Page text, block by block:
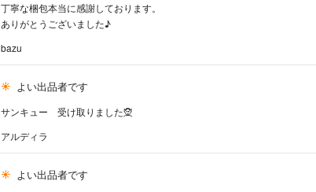
丁寧な梱包本当に感謝しております。
ありがとうございました♪
bazu
よい出品者です
サンキュー 受け取りました🧝
アルディラ
よい出品者です